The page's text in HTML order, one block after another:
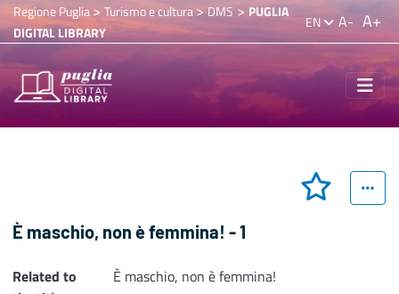
Regione Puglia> Turismo e cultura>DMS > PUGLIA
DIGITAL LIBRARY
EN A- A+
È maschio, non è femmina! - 1
Related to
È maschio, non è femmina!